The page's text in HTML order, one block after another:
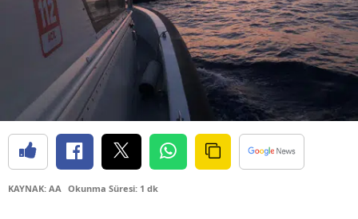
KAYNAK: AA Okunma Süresi: 1 dk